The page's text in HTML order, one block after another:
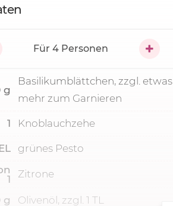
Für 4 Personen
g
Basilikumblättchen, zzgl. etwas
mehr zum Garnieren
1 Knoblauchzehe
EL
grünes Pesto
1
Zitrone
g Olivenöl, zzgl. 1 TL